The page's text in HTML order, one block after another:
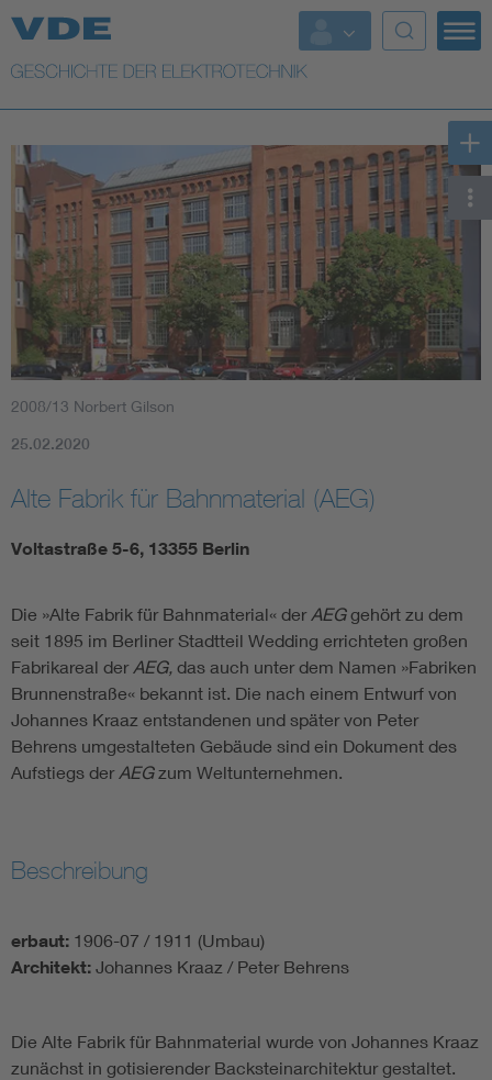
Top Themen
Weitere Themen
2008/13 Norbert Gilson
25.02.2020
Alte Fabrik für Bahnmaterial (AEG)
Voltastraße 5-6, 13355 Berlin
Die »Alte Fabrik für Bahnmaterial« der AEGgehört zu dem
seit 1895 im Berliner Stadtteil Wedding errichteten großen
Fabrikareal der AEG, das auch unter dem Namen »Fabriken
Brunnenstraße« bekannt ist. Die nach einem Entwurf von
Johannes Kraaz entstandenen und später von Peter
Behrens umgestalteten Gebäude sind ein Dokument des
Aufstiegs der AEGzum Weltunternehmen.
Beschreibung
erbaut: 1906-07 / 1911 (Umbau)
Architekt: Johannes Kraaz / Peter Behrens
Die Alte Fabrik für Bahnmaterial wurde von Johannes Kraaz
zunächst in gotisierender Backsteinarchitektur gestaltet.